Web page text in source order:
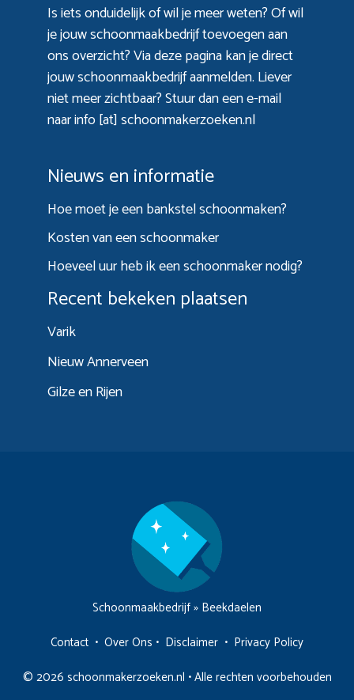
Is iets onduidelijk of wil je meer weten? Of wil
je jouw schoonmaakbedrijf toevoegen aan
ons overzicht? Viadeze paginakan je direct
jouw schoonmaakbedrijf aanmelden. Liever
niet meer zichtbaar? Stuur dan een e-mail
naar info [at] schoonmakerzoeken.nl
Nieuws en informatie
Hoe moet je een bankstel schoonmaken?
Kosten van een schoonmaker
Hoeveel uur heb ik een schoonmaker nodig?
Recent bekeken plaatsen
Varik
Nieuw Annerveen
Gilze en Rijen
Schoonmaakbedrijf» Beekdaelen
Contact • Over Ons • Disclaimer • Privacy Policy
© 2026 schoonmakerzoeken.nl • Alle rechten voorbehouden